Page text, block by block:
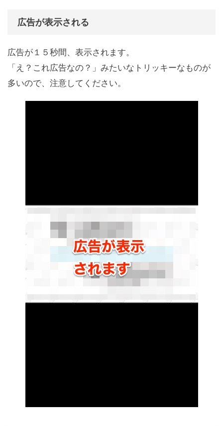
広告が表示される
広告が１５秒間、表示されます。
「え？これ広告なの？」みたいなトリッキーなものが
多いので、注意してください。